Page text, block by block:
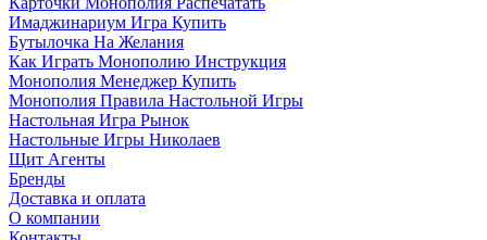
Имаджинариум Игра Купить
Бутылочка На Желания
Как Играть Монополию Инструкция
Монополия Менеджер Купить
Монополия Правила Настольной Игры
Настольная Игра Рынок
Настольные Игры Николаев
Щит Агенты
Бренды
Доставка и оплата
О компании